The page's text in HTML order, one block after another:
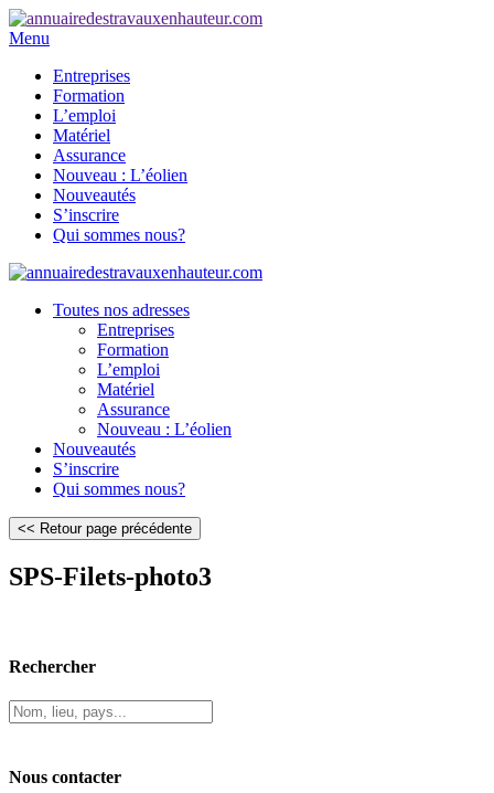
Menu
Entreprises
Formation
L’emploi
Matériel
Assurance
Nouveau : L’éolien
Nouveautés
S’inscrire
Qui sommes nous?
Toutes nos adresses
Entreprises
Formation
L’emploi
Matériel
Assurance
Nouveau : L’éolien
Nouveautés
S’inscrire
Qui sommes nous?
SPS-Filets-photo3
Rechercher
Nous contacter